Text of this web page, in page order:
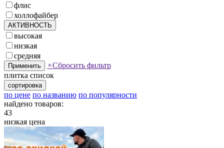
флис
холлофайбер
АКТИВНОСТЬ
высокая
низкая
средняя
Применить ×Сбросить фильтр
плитка список
сортировка
по цене по названию по популярности
найдено товаров:
43
низкая цена